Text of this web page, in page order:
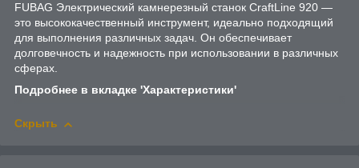
FUBAG Электрический камнерезный станок CraftLine 920 —
это высококачественный инструмент, идеально подходящий
для выполнения различных задач. Он обеспечивает
долговечность и надежность при использовании в различных
сферах.
Подробнее в вкладке 'Характеристики'
Скрыть